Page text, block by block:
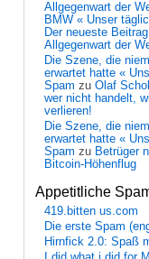
Allgegenwart der
BMW « Unser
Der neueste
Allgegenwart der
Die Szene, die
erwartet hatte «
Spam zu Olaf
wer nicht handelt,
verlieren!
Die Szene, die
erwartet hatte «
Spam zu Betrüger
Bitcoin-Höhenflug
Appetitliche
419.bitten us.com
Die erste Spam
Hirnfick 2.0: Spaß